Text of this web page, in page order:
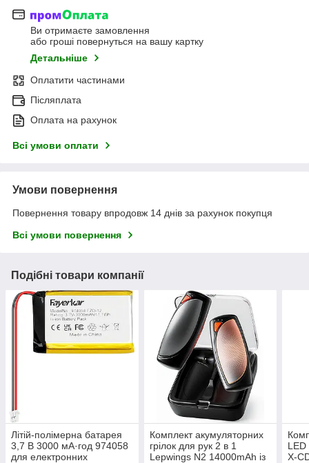
Ви отримаєте замовлення
або гроші повернуться на вашу картку
Детальніше
Оплатити частинами
Післяплата
Оплата на рахунок
Всі умови оплати
Умови повернення
Повернення товару впродовж 14 днів за рахунок покупця
Всі умови повернення
Подібні товари компанії
Літій-полімерна батарея
3,7 В 3000 мА·год 974058
для електронних
Комплект акумуляторних
грілок для рук 2 в 1
Lepwings N2 14000mAh із
LED
X-